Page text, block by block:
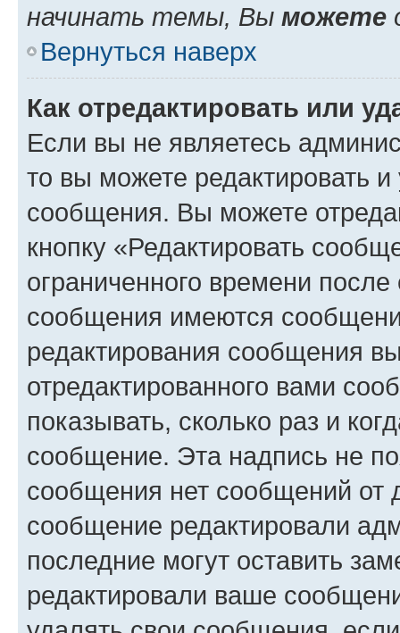
начинать темы, Вы можете
Вернуться наверх
Как отредактировать или
Если вы не являетесь
то вы можете редактировать
сообщения. Вы можете
кнопку «Редактировать
ограниченного времени
сообщения имеются
редактирования сообщения
отредактированного вами
показывать, сколько раз и
сообщение. Эта надпись не
сообщения нет сообщений от
сообщение редактировали
последние могут оставить
редактировали ваше